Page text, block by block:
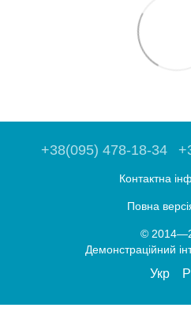
+38(095) 478-18-34
Контактна
Повна
©
Демонстраційний
Укр